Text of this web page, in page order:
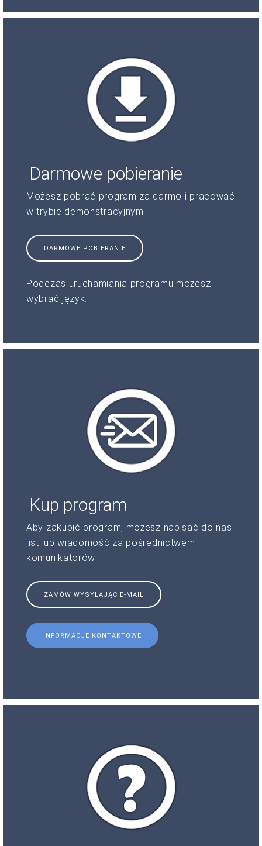
Darmowe pobieranie
Możesz pobrać program za darmo i pracować
w trybie demonstracyjnym
DARMOWE POBIERANIE
Podczas uruchamiania programu możesz
wybrać język.
Kup program
Aby zakupić program, możesz napisać do nas
list lub wiadomość za pośrednictwem
komunikatorów
ZAMÓW WYSYŁAJĄC E-MAIL
INFORMACJE KONTAKTOWE